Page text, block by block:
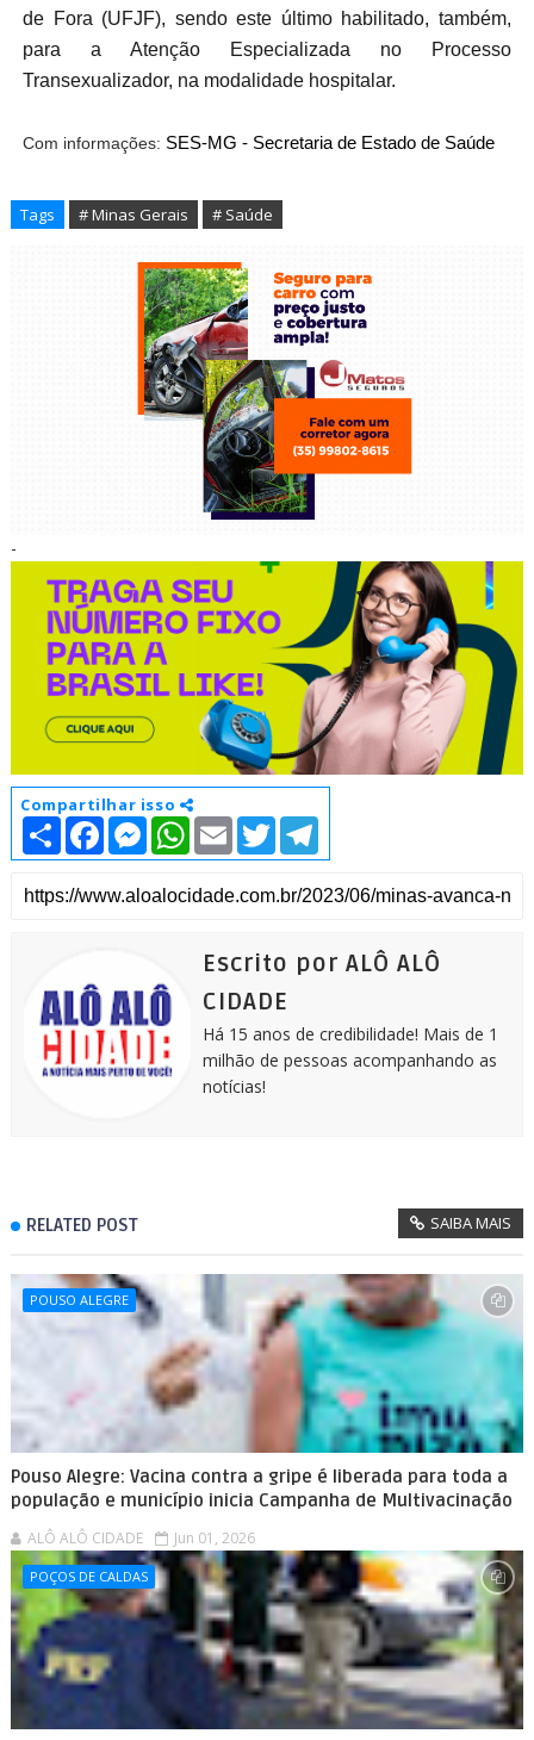
de Fora (UFJF), sendo este último habilitado, também,
para a Atenção Especializada no Processo
Transexualizador, na modalidade hospitalar.
Com informações: SES-MG - Secretaria de Estado de Saúde
Tags # Minas Gerais # Saúde
-
Compartilhar isso
S
h
a
e
F
c
b
M
e
s
e
W
h
a
t
s
E
m
a
l
T
i
t
t
T
l
e
g
m
Escrito por ALÔ ALÔ
CIDADE
Há 15 anos de credibilidade! Mais de 1
milhão de pessoas acompanhando as
notícias!
RELATED POST SAIBA MAIS
POUSO ALEGRE
Pouso Alegre: Vacina contra a gripe é liberada para toda a
população e município inicia Campanha de Multivacinação
ALÔ ALÔ CIDADE Jun 01, 2026
POÇOS DE CALDAS